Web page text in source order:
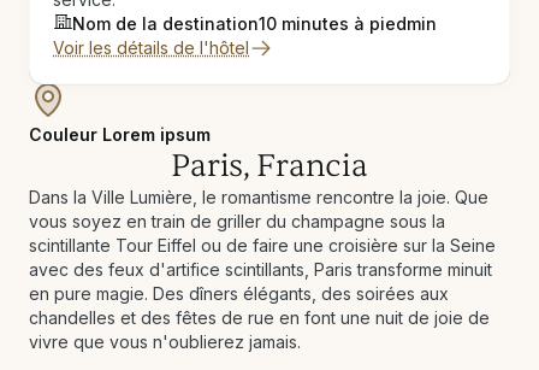
Nom de la destination10 minutes à piedmin
Voir les détails de l'hôtel
Couleur Lorem ipsum
Paris, Francia
Dans la Ville Lumière, le romantisme rencontre la joie. Que
vous soyez en train de griller du champagne sous la
scintillante Tour Eiffel ou de faire une croisière sur la Seine
avec des feux d'artifice scintillants, Paris transforme minuit
en pure magie. Des dîners élégants, des soirées aux
chandelles et des fêtes de rue en font une nuit de joie de
vivre que vous n'oublierez jamais.